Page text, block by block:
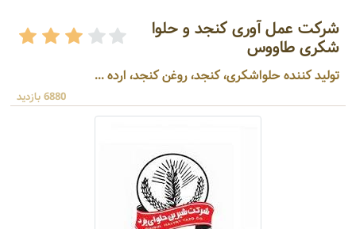
شرکت عمل آوری کنجد و حلوا
شکری طاووس
تولید کننده حلواشکری، کنجد، روغن کنجد، ارده ...
6880 بازدید